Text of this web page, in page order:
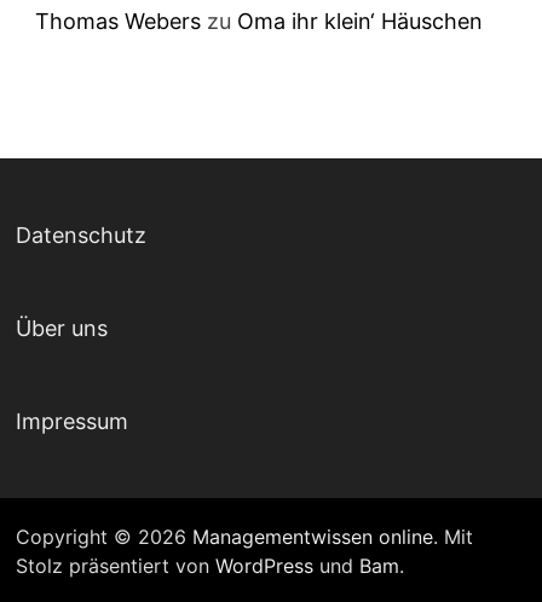
Thomas Webers zu Oma ihr klein‘ Häuschen
Datenschutz
Über uns
Impressum
Copyright © 2026 Managementwissen online. Mit
Stolz präsentiert vonWordPress und Bam.